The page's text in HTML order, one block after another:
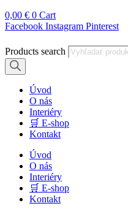
0,00 € 0 Cart
Facebook Instagram Pinterest
Products search
Úvod
O nás
Interiéry
🛒 E-shop
Kontakt
Úvod
O nás
Interiéry
🛒 E-shop
Kontakt